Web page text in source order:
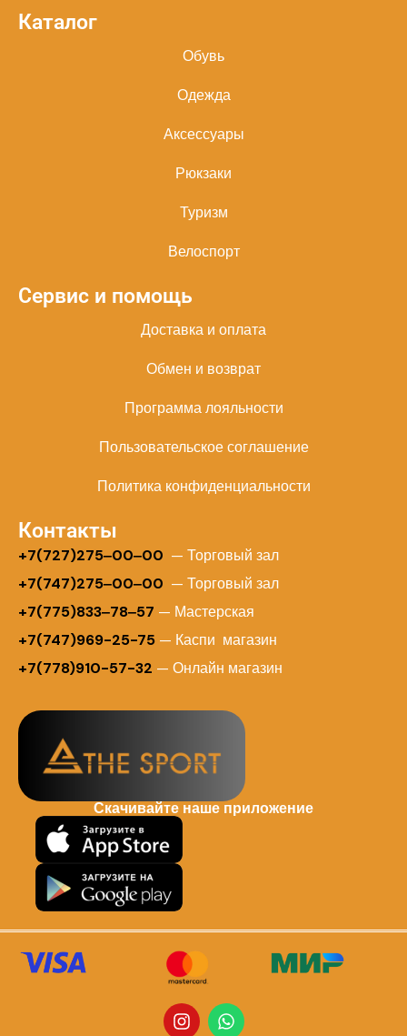
Каталог
Обувь
Одежда
Аксессуары
Рюкзаки
Туризм
Велоспорт
Сервис и помощь
Доставка и оплата
Обмен и возврат
Программа лояльности
Пользовательское соглашение
Политика конфиденциальности
Контакты
+7(727)275‒00‒00 — Торговый зал
+7(747)275‒00‒00 — Торговый зал
+7(775)833‒78‒57 — Мастерская
+7(747)969-25-75 — Каспи магазин
+7(778)910-57-32 — Онлайн магазин
Скачивайте наше приложение